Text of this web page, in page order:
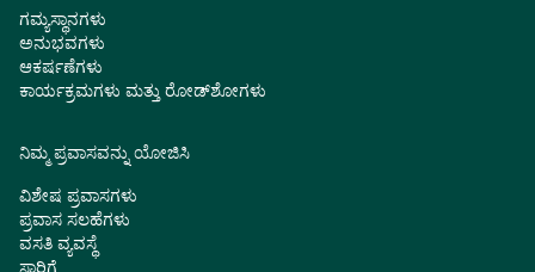
ಗಮ್ಯಸ್ಥಾನಗಳು
ಅನುಭವಗಳು
ಆಕರ್ಷಣೆಗಳು
ಕಾರ್ಯಕ್ರಮಗಳು ಮತ್ತು ರೋಡ್‌ಶೋಗಳು
ನಿಮ್ಮ ಪ್ರವಾಸವನ್ನು ಯೋಜಿಸಿ
ವಿಶೇಷ ಪ್ರವಾಸಗಳು
ಪ್ರವಾಸ ಸಲಹೆಗಳು
ವಸತಿ ವ್ಯವಸ್ಥೆ
ಸಾರಿಗೆ